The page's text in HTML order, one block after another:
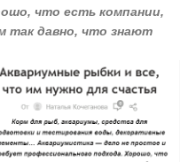
что есть компании,
так давно, что знают